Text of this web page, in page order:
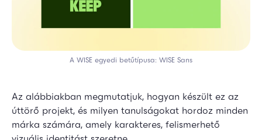
A WISE egyedi betűtípusa: WISE Sans
Az alábbiakban megmutatjuk, hogyan készült ez az
úttörő projekt, és milyen tanulságokat hordoz minden
márka számára, amely karakteres, felismerhető